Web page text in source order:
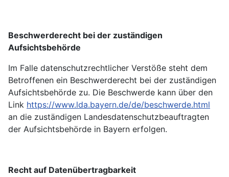
Beschwerderecht bei der zuständigen
Aufsichtsbehörde
Im Falle datenschutzrechtlicher Verstöße steht dem
Betroffenen ein Beschwerderecht bei der zuständigen
Aufsichtsbehörde zu. Die Beschwerde kann über den
Link https://www.lda.bayern.de/de/beschwerde.html
an die zuständigen Landesdatenschutzbeauftragten
der Aufsichtsbehörde in Bayern erfolgen.
Recht auf Datenübertragbarkeit